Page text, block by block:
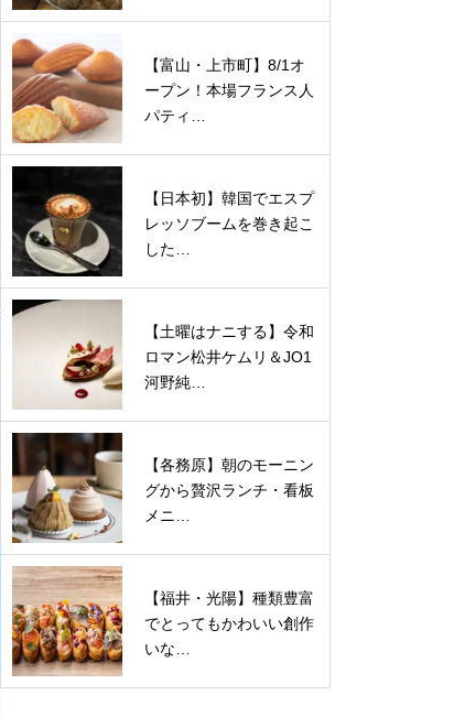
【富山・上市町】8/1オ
ープン！本場フランス人
パティ…
【日本初】韓国でエスプ
レッソブームを巻き起こ
した…
【土曜はナニする】令和
ロマン松井ケムリ＆JO1
河野純…
【各務原】朝のモーニン
グから贅沢ランチ・看板
メニ…
【福井・光陽】種類豊富
でとってもかわいい創作
いな…